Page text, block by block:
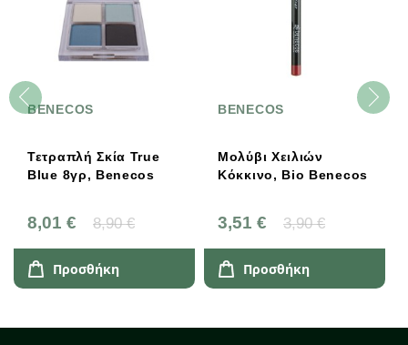
BENECOS
Τετραπλή Σκία True
Blue 8γρ, Benecos
8,01 € 8,90 €
Προσθήκη
BENECOS
Μολύβι Χειλιών
Κόκκινο, Bio Benecos
3,51 € 3,90 €
Προσθήκη